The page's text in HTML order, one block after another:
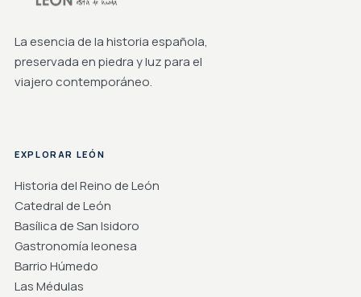
La esencia de la historia española,
preservada en piedra y luz para el
viajero contemporáneo.
EXPLORAR LEÓN
Historia del Reino de León
Catedral de León
Basílica de San Isidoro
Gastronomía leonesa
Barrio Húmedo
Las Médulas